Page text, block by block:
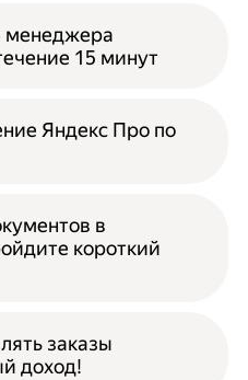
менеджера
15 минут
Яндекс Про по
в
короткий
заказы
доход!